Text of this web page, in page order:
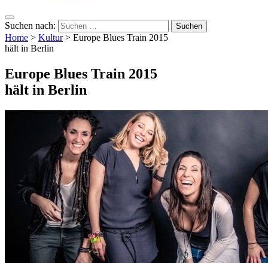
Suchen nach:
Home > Kultur> Europe Blues Train 2015
hält in Berlin
Europe Blues Train 2015
hält in Berlin